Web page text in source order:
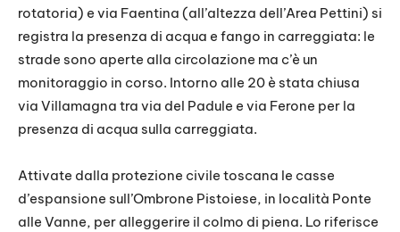
rotatoria) e via Faentina (all’altezza dell’Area Pettini) si
registra la presenza di acqua e fango in carreggiata: le
strade sono aperte alla circolazione ma c’è un
monitoraggio in corso. Intorno alle 20 è stata chiusa
via Villamagna tra via del Padule e via Ferone per la
presenza di acqua sulla carreggiata.
Attivate dalla protezione civile toscana le casse
d’espansione sull’Ombrone Pistoiese, in località Ponte
alle Vanne, per alleggerire il colmo di piena. Lo riferisce